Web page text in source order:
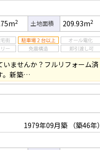
2 土地面積 209.93m2
ませんか？フルリフォーム済
。新築…
1979年09月築
（築46年）